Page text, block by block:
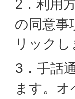
2．利用
の同意事
リックし
3．手話
ます。